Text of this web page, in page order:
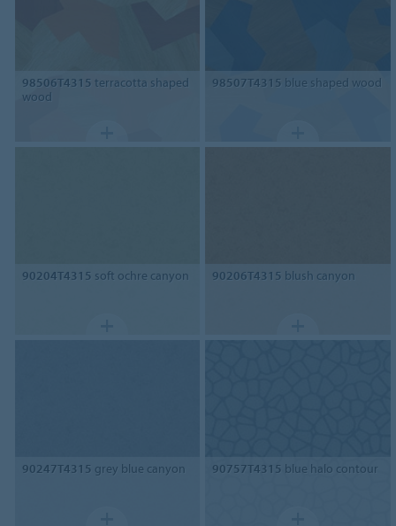
98506T4315 terracotta shaped
wood
98507T4315 blue shaped wood
90204T4315 soft ochre canyon 90206T4315 blush canyon
90247T4315 grey blue canyon 90757T4315 blue halo contour